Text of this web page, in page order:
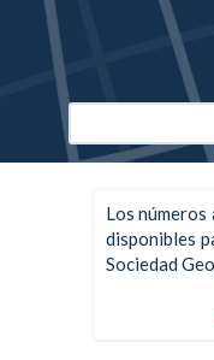
Los
disponibles
Sociedad